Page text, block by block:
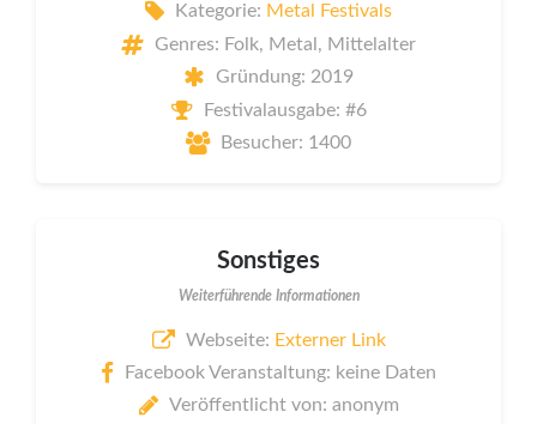
Kategorie: Metal Festivals
Genres: Folk, Metal, Mittelalter
Gründung: 2019
Festivalausgabe: #6
Besucher: 1400
Sonstiges
Weiterführende Informationen
Webseite: Externer Link
Facebook Veranstaltung: keine Daten
Veröffentlicht von: anonym